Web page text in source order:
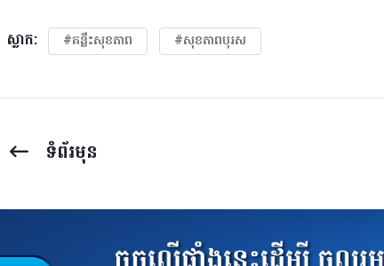
ស្លាក: #គន្លឹះសុខភាព #សុខភាពបុរស
ទំព័រ​មុន